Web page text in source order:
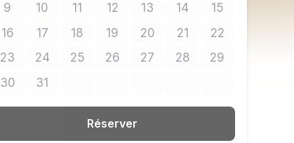
9No tickets available
10No tickets available
11No tickets available
12No tickets available
13No tickets available
14No tickets available
15No tickets
16No tickets available
17No tickets available
18No tickets available
19No tickets available
20No tickets available
21No tickets available
22No tickets
23No tickets available
24No tickets available
25No tickets available
26No tickets available
27No tickets available
28No tickets available
29No tickets
30No tickets available
31No tickets available
Réserver